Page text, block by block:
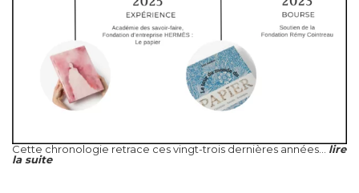
Cette chronologie retrace ces vingt-trois dernières années...lire
la suite